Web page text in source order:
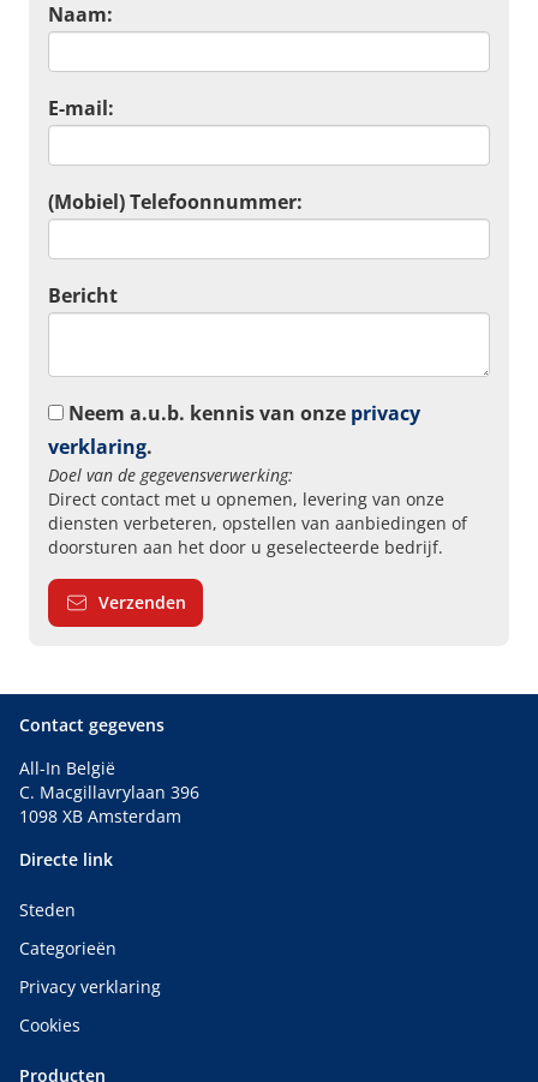
Naam:
E-mail:
(Mobiel) Telefoonnummer:
Bericht
Neem a.u.b. kennis van onze privacy
verklaring.
Doel van de gegevensverwerking:
Direct contact met u opnemen, levering van onze
diensten verbeteren, opstellen van aanbiedingen of
doorsturen aan het door u geselecteerde bedrijf.
Verzenden
Contact gegevens
All-In België
C. Macgillavrylaan 396
1098 XB Amsterdam
Directe link
Steden
Categorieën
Privacy verklaring
Cookies
Producten